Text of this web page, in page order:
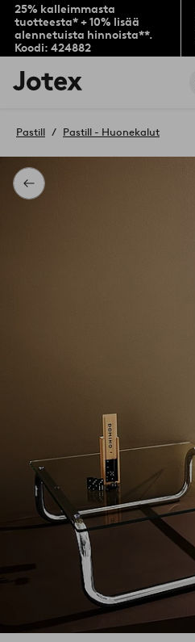
25% kalleimmasta
tuotteesta* + 10% lisää
alennetuista hinnoista**.
Koodi: 424882
Jotex-
logo
aloitussivulle
Takaisin
Pastill Pastill - Huonekalut